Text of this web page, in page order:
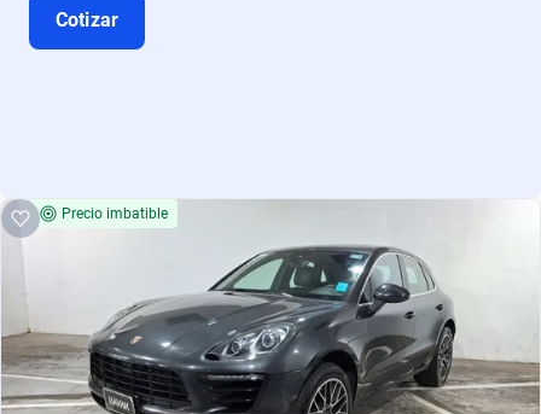
Cotizar
Precio imbatible